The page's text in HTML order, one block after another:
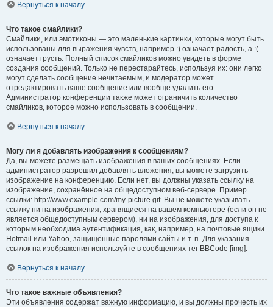
Вернуться к началу
Что такое смайлики?
Смайлики, или эмотиконы — это маленькие картинки, которые могут быть
использованы для выражения чувств, например :) означает радость, а :(
означает грусть. Полный список смайликов можно увидеть в форме
создания сообщений. Только не перестарайтесь, используя их: они легко
могут сделать сообщение нечитаемым, и модератор может
отредактировать ваше сообщение или вообще удалить его.
Администратор конференции также может ограничить количество
смайликов, которое можно использовать в сообщении.
Вернуться к началу
Могу ли я добавлять изображения к сообщениям?
Да, вы можете размещать изображения в ваших сообщениях. Если
администратор разрешил добавлять вложения, вы можете загрузить
изображение на конференцию. Если нет, вы должны указать ссылку на
изображение, сохранённое на общедоступном веб-сервере. Пример
ссылки: http://www.example.com/my-picture.gif. Вы не можете указывать
ссылку ни на изображения, хранящиеся на вашем компьютере (если он не
является общедоступным сервером), ни на изображения, для доступа к
которым необходима аутентификация, как, например, на почтовые ящики
Hotmail или Yahoo, защищённые паролями сайты и т. п. Для указания
ссылок на изображения используйте в сообщениях тег BBCode [img].
Вернуться к началу
Что такое важные объявления?
Эти объявления содержат важную информацию, и вы должны прочесть их